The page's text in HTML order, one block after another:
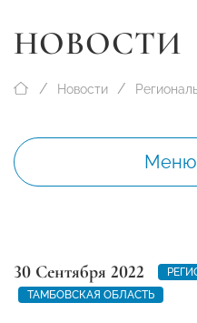
НОВОСТИ
Новости
Меню
30 Сентября 2022
ТАМБОВСКАЯ ОБЛАСТЬ